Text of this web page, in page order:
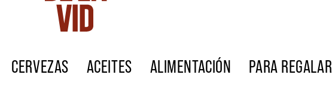
CERVEZAS ACEITES ALIMENTACIÓN PARA REGALAR